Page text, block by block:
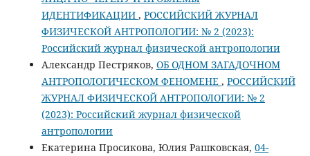
ИДЕНТИФИКАЦИИ , РОССИЙСКИЙ ЖУРНАЛ
ФИЗИЧЕСКОЙ АНТРОПОЛОГИИ: № 2 (2023):
Российский журнал физической антропологии
Александр Пестряков, ОБ ОДНОМ ЗАГАДОЧНОМ
АНТРОПОЛОГИЧЕСКОМ ФЕНОМЕНЕ , РОССИЙСКИЙ
ЖУРНАЛ ФИЗИЧЕСКОЙ АНТРОПОЛОГИИ: № 2
(2023): Российский журнал физической
антропологии
Екатерина Просикова, Юлия Рашковская, 04-